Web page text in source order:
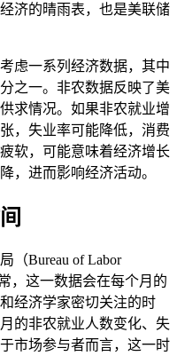
济的晴雨表，也是美联储
虑一系列经济数据，其中
之一。非农数据反映了美
求情况。如果非农就业增
，失业率可能降低，消费
软，可能意味着经济增长
，进而影响经济活动。
（Bureau of Labor
，这一数据会在每个月的
经济学家密切关注的时
的非农就业人数变化、失
市场参与者而言，这一时